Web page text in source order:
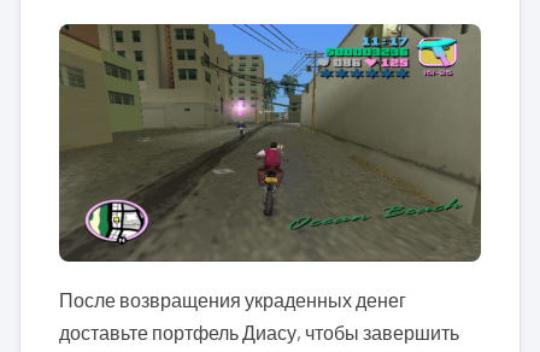
После возвращения украденных денег
доставьте портфель Диасу, чтобы завершить